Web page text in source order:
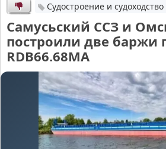
Судостроение и судоходство
Самусьский ССЗ и
построили две баржи
RDB66.68МА